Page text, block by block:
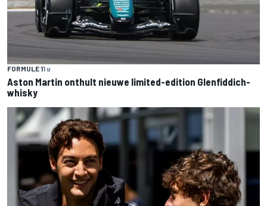
FORMULE 11 u
Aston Martin onthult nieuwe limited-edition Glenfiddich-
whisky